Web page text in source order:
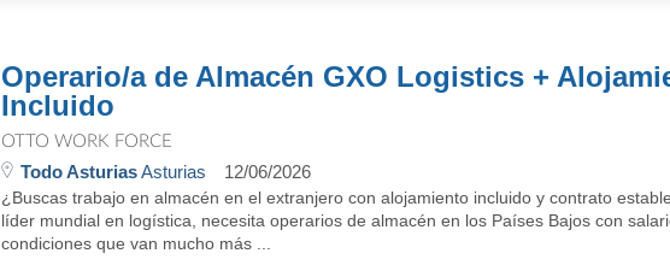
Operario/a de Almacén GXO Logistics +
Incluido
OTTO WORK FORCE
Todo AsturiasAsturias 12/06/2026
¿Buscas trabajo en almacén en el extranjero con alojamiento incluido y contrato
líder mundial en logística, necesita operarios de almacén en los Países Bajos con
condiciones que van mucho más ...